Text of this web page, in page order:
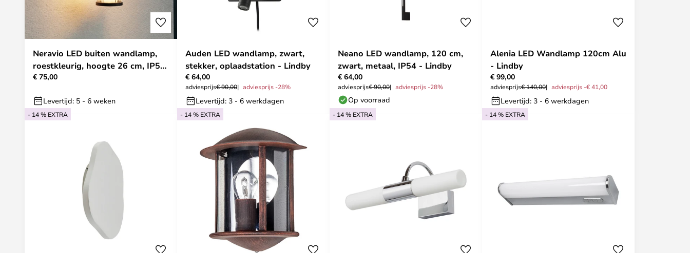
Neravio LED buiten wandlamp,
roestkleurig, hoogte 26 cm, IP54
- Lindby
€ 75,00
Levertijd: 5 - 6 weken
Auden LED wandlamp, zwart,
stekker, oplaadstation - Lindby
€ 64,00
adviesprijs€ 90,00 adviesprijs -28%
Levertijd: 3 - 6 werkdagen
Neano LED wandlamp, 120 cm,
zwart, metaal, IP54 - Lindby
€ 64,00
adviesprijs€ 90,00 adviesprijs -28%
Op voorraad
Alenia LED Wandlamp 120cm Alu
- Lindby
€ 99,00
adviesprijs€ 140,00 adviesprijs -€ 41,00
Levertijd: 3 - 6 werkdagen
- 14 % EXTRA - 14 % EXTRA - 14 % EXTRA - 14 % EXTRA